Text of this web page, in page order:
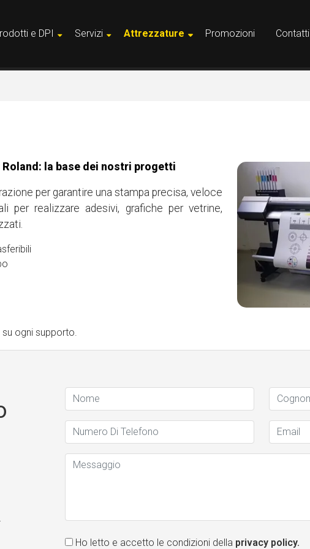
e DPI Servizi Attrezzature Promozioni Contatti
la base dei nostri progetti
per garantire una stampa precisa, veloce
per realizzare adesivi, grafiche per vetrine,
ogni supporto.
Ho letto e accetto le condizioni della privacy policy.